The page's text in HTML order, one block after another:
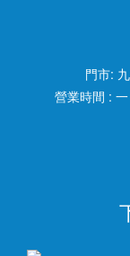
門市:
營業時間 :